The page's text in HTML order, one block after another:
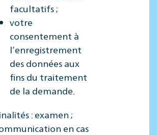
facultatifs ;
votre
consentement à
l’enregistrement
des données aux
fins du traitement
de la demande.
: examen ;
en cas